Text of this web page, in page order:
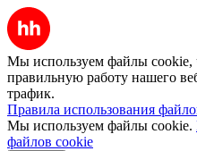
Мы используем файлы cookie,
правильную работу нашего
трафик.
Правила использования
Мы используем файлы cookie.
файлов cookie